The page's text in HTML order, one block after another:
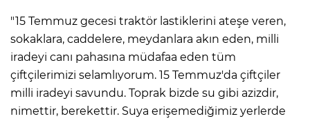
"15 Temmuz gecesi traktör lastiklerini ateşe veren,
sokaklara, caddelere, meydanlara akın eden, milli
iradeyi canı pahasına müdafaa eden tüm
çiftçilerimizi selamlıyorum. 15 Temmuz'da çiftçiler
milli iradeyi savundu. Toprak bizde su gibi azizdir,
nimettir, berekettir. Suya erişemediğimiz yerlerde